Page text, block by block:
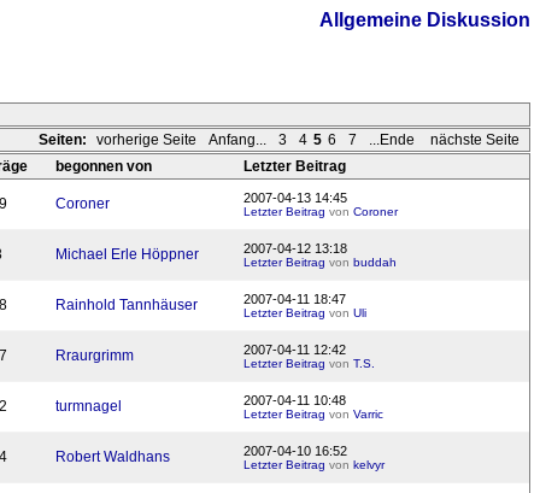
Allgemeine Diskussion
Seiten:
vorherige Seite Anfang... 3 4 5 6 7 ...Ende nächste Seite
begonnen von Letzter Beitrag
Coroner 2007-04-13 14:45
Letzter Beitrag von Coroner
Michael Erle Höppner 2007-04-12 13:18
Letzter Beitrag von buddah
Rainhold Tannhäuser 2007-04-11 18:47
Letzter Beitrag von Uli
Rraurgrimm 2007-04-11 12:42
Letzter Beitrag von T.S.
turmnagel 2007-04-11 10:48
Letzter Beitrag von Varric
Robert Waldhans 2007-04-10 16:52
Letzter Beitrag von kelvyr